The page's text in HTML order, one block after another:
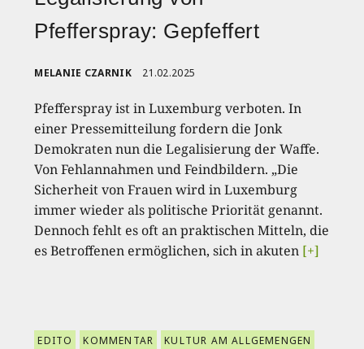
Pfefferspray: Gepfeffert
MELANIE CZARNIK 21.02.2025
Pfefferspray ist in Luxemburg verboten. In
einer Pressemitteilung fordern die Jonk
Demokraten nun die Legalisierung der Waffe.
Von Fehlannahmen und Feindbildern. „Die
Sicherheit von Frauen wird in Luxemburg
immer wieder als politische Priorität genannt.
Dennoch fehlt es oft an praktischen Mitteln, die
es Betroffenen ermöglichen, sich in akuten [+]
EDITO KOMMENTAR
KULTUR AM ALLGEMENGEN